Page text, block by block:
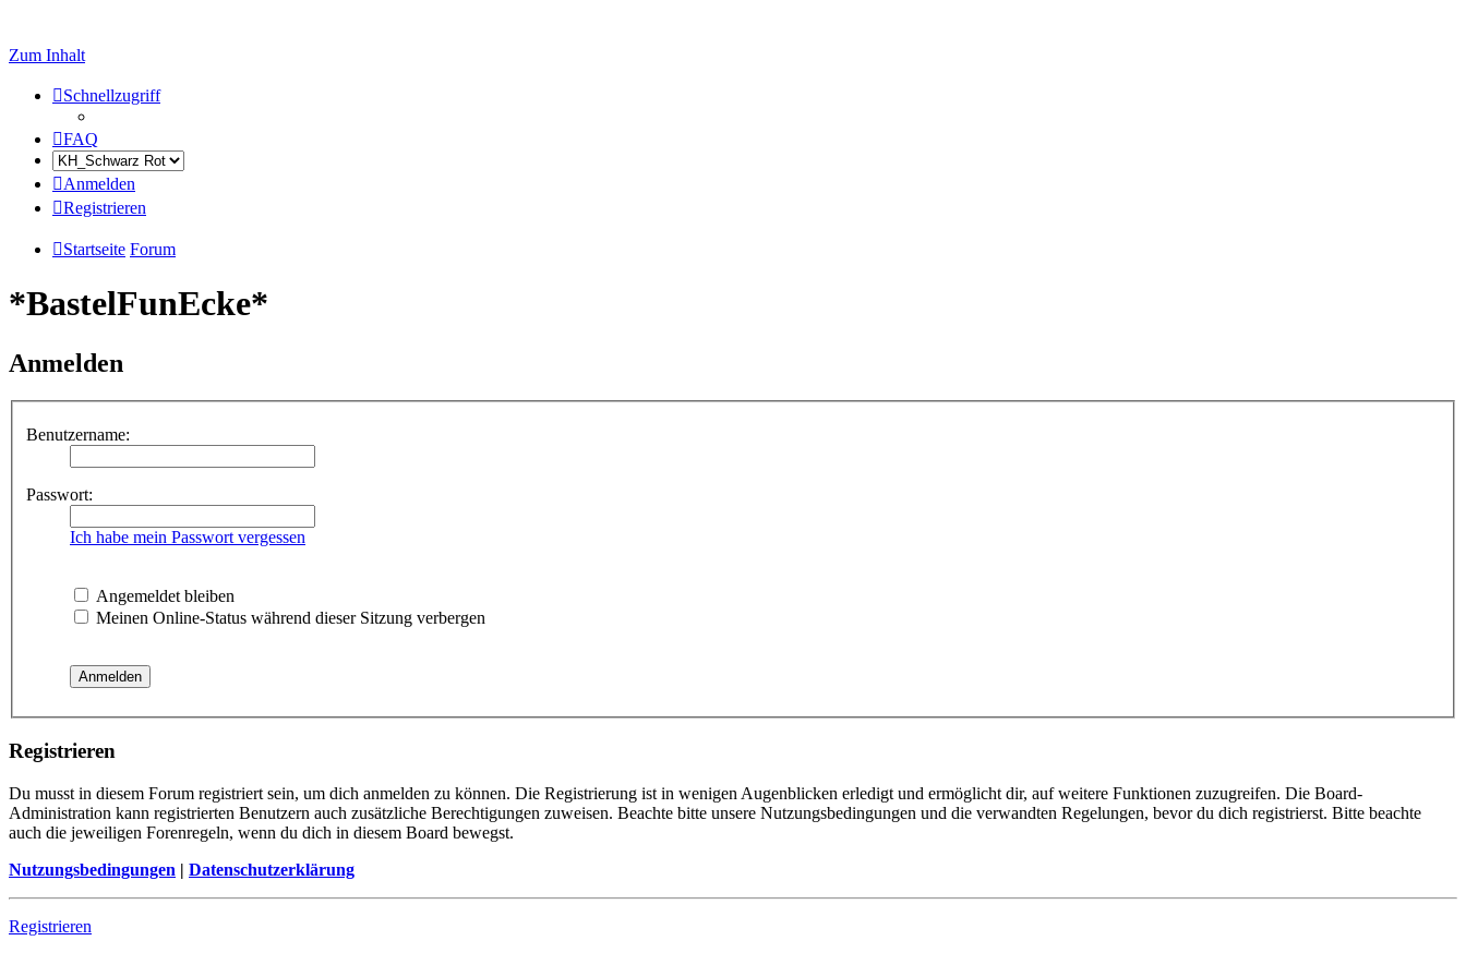
Zum Inhalt
Schnellzugriff
FAQ
Anmelden
Registrieren
Startseite Forum
*BastelFunEcke*
Anmelden
Benutzername:
Passwort:
Ich habe mein Passwort vergessen
Angemeldet bleiben
Meinen Online-Status während dieser Sitzung verbergen
Registrieren
Du musst in diesem Forum registriert sein, um dich anmelden zu können. Die Registrierung ist in wenigen Augenblicken erledigt und ermöglicht dir, auf weitere Funktionen zuzugreifen. Die Board-
Administration kann registrierten Benutzern auch zusätzliche Berechtigungen zuweisen. Beachte bitte unsere Nutzungsbedingungen und die verwandten Regelungen, bevor du dich registrierst. Bitte beachte
auch die jeweiligen Forenregeln, wenn du dich in diesem Board bewegst.
Nutzungsbedingungen | Datenschutzerklärung
Registrieren